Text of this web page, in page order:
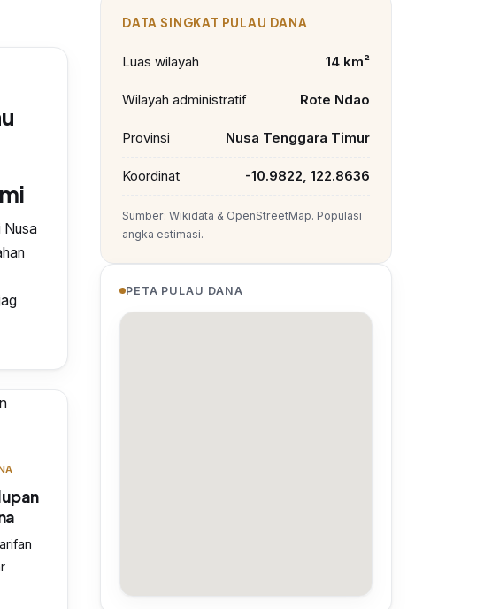
Nusa
DATA SINGKAT PULAU DANA
Luas wilayah 14 km²
Wilayah administratif Rote Ndao
Provinsi Nusa Tenggara Timur
Koordinat -10.9822, 122.8636
Sumber: Wikidata & OpenStreetMap. Populasi
angka estimasi.
PETA PULAU DANA